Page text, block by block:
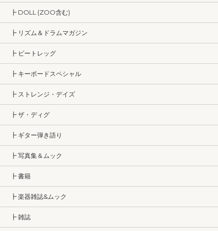
┣ DOLL (ZOO含む)
┣ リズム＆ドラムマガジン
┣ ビートレッグ
┣ キーボードスペシャル
┣ ストレンジ・デイズ
┣ ザ・ディグ
┣ ギター弾き語り
┣ 写真集＆ムック
┣ 書籍
┣ 楽器雑誌&ムック
┣ 雑誌